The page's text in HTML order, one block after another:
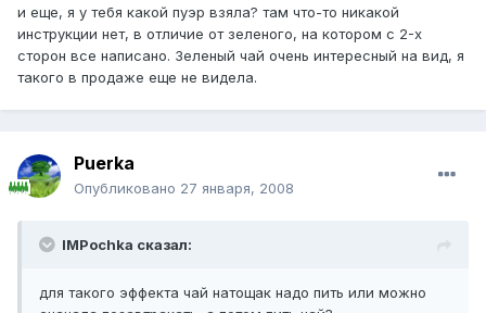
и еще, я у тебя какой пуэр взяла? там что-то никакой
инструкции нет, в отличие от зеленого, на котором с 2-х
сторон все написано. Зеленый чай очень интересный на вид, я
такого в продаже еще не видела.
Puerka
Опубликовано 27 января, 2008
IMPochka сказал:
для такого эффекта чай натощак надо пить или можно